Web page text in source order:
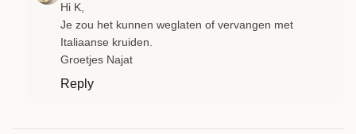
Hi K,
Je zou het kunnen weglaten of vervangen met
Italiaanse kruiden.
Groetjes Najat
Reply